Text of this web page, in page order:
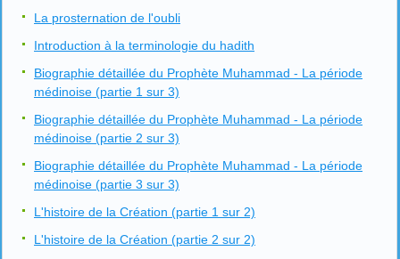
La prosternation de l'oubli
Introduction à la terminologie du hadith
Biographie détaillée du Prophète Muhammad - La période
médinoise (partie 1 sur 3)
Biographie détaillée du Prophète Muhammad - La période
médinoise (partie 2 sur 3)
Biographie détaillée du Prophète Muhammad - La période
médinoise (partie 3 sur 3)
L'histoire de la Création (partie 1 sur 2)
L'histoire de la Création (partie 2 sur 2)